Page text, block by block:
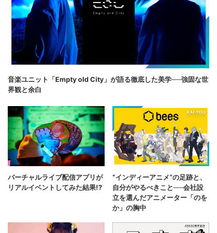
音楽ユニット「Empty old City」が語る徹底した美学──強固な世
界観と余白
バーチャルライブ配信アプリが
リアルイベントしてみた結果!?
“インディーアニメ“の足跡と、
自分がやるべきこと──会社設
立を選んだアニメーター「のを
か」の胸中